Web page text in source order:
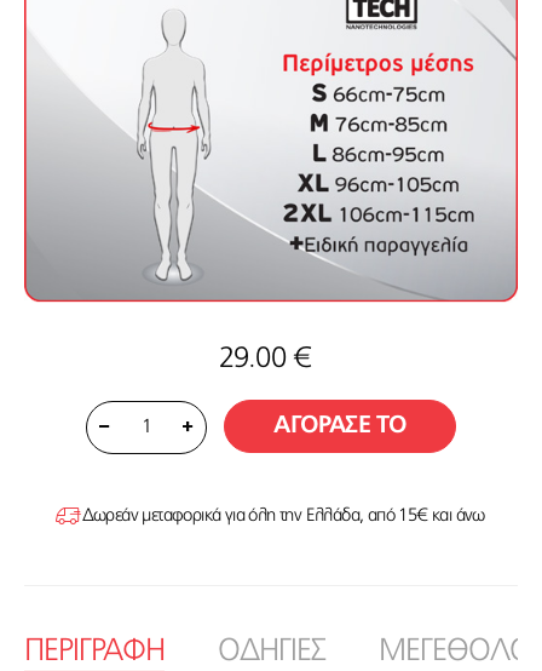
29.00 €
1 ΑΓΟΡΑΣΕ ΤΟ
Δωρεάν μεταφορικά για όλη την Ελλάδα, από 15€ και άνω
ΠΕΡΙΓΡΑΦΗ ΟΔΗΓΙΕΣ